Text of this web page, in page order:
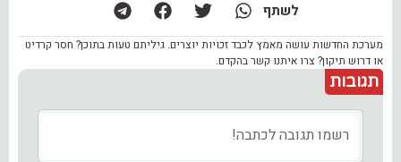
לשתף
מערכת החדשות עושה מאמץ לכבד זכויות יוצרים. גיליתם טעות בתוכן? חסר קרדיט
או דרוש תיקון? צרו איתנו קשר בהקדם.
תגובות